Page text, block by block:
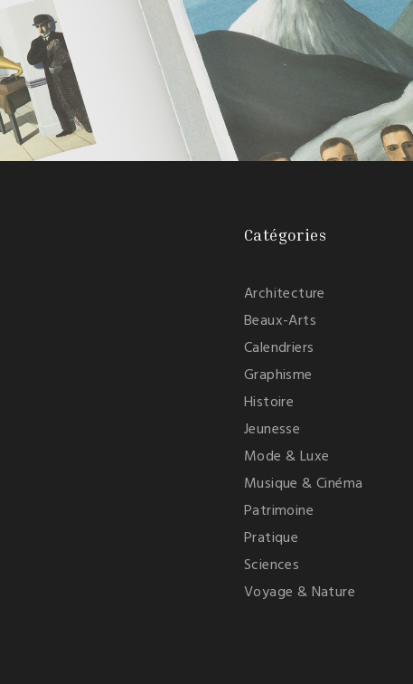
Catégories
Architecture
Beaux-Arts
Calendriers
Graphisme
Histoire
Jeunesse
Mode & Luxe
Musique & Cinéma
Patrimoine
Pratique
Sciences
Voyage & Nature